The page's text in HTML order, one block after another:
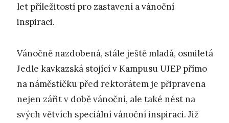
let příležitostí pro zastavení a vánoční
inspiraci.
Vánočně nazdobená, stále ještě mladá, osmiletá
Jedle kavkazská stojící v Kampusu UJEP přímo
na náměstíčku před rektorátem je připravena
nejen zářit v době vánoční, ale také nést na
svých větvích speciální vánoční inspiraci. Již